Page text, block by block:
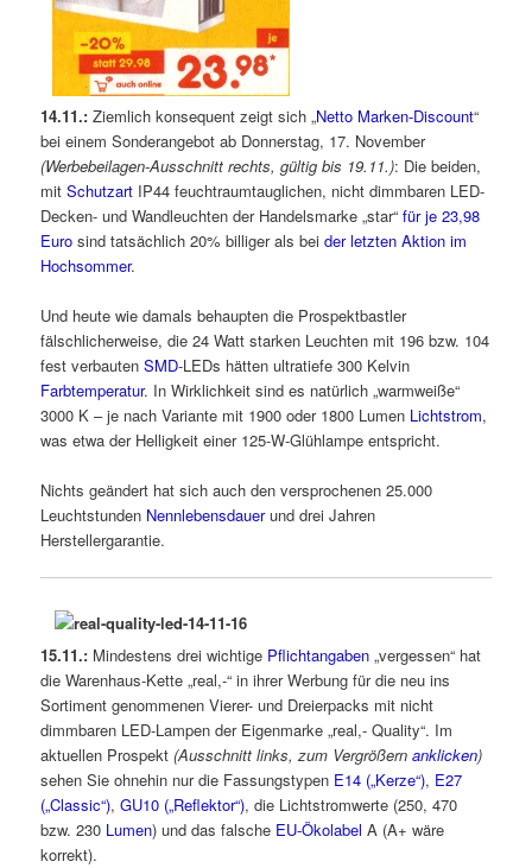
14.11.: Ziemlich konsequent zeigt sich „Netto Marken-Discount“
bei einem Sonderangebot ab Donnerstag, 17. November
(Werbebeilagen-Ausschnitt rechts, gültig bis 19.11.): Die beiden,
mitSchutzart IP44 feuchtraumtauglichen, nicht dimmbaren LED-
Decken- und Wandleuchten der Handelsmarke „star“für je 23,98
Euro sind tatsächlich 20% billiger als beider letzten Aktion im
Hochsommer.
Und heute wie damals behaupten die Prospektbastler
fälschlicherweise, die 24 Watt starken Leuchten mit 196 bzw. 104
fest verbautenSMD-LEDs hätten ultratiefe 300 Kelvin
Farbtemperatur. In Wirklichkeit sind es natürlich „warmweiße“
3000 K – je nach Variante mit 1900 oder 1800 Lumen Lichtstrom,
was etwa der Helligkeit einer 125-W-Glühlampe entspricht.
Nichts geändert hat sich auch den versprochenen 25.000
Leuchtstunden Nennlebensdauerund drei Jahren
Herstellergarantie.
15.11.: Mindestens drei wichtige Pflichtangaben „vergessen“ hat
die Warenhaus-Kette „real,-“ in ihrer Werbung für die neu ins
Sortiment genommenen Vierer- und Dreierpacks mit nicht
dimmbaren LED-Lampen der Eigenmarke „real,- Quality“. Im
aktuellen Prospekt(Ausschnitt links, zum Vergrößernanklicken)
sehen Sie ohnehin nur die Fassungstypen E14 („Kerze“), E27
(„Classic“),GU10 („Reflektor“), die Lichtstromwerte (250, 470
bzw. 230 Lumen) und das falsche EU-Ökolabel A (A+ wäre
korrekt).